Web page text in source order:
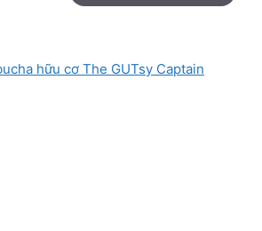
hữu cơ The GUTsy Captain